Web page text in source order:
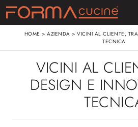
HOME > AZIENDA > VICINI AL CLIENTE,
TECNICA
VICINI AL
DESIGN E